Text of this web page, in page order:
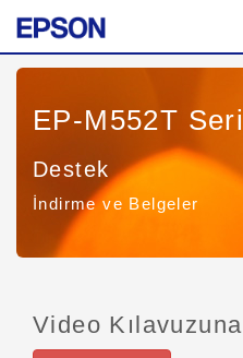
EP-M552T
Destek
İndirme ve Belgeler
Video